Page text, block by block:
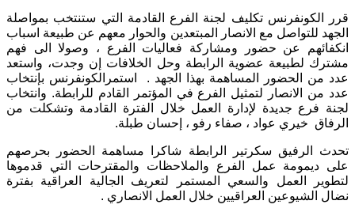
قرر الكونفرنس تكليف لجنة الفرع القادمة التي ستنتخب بمواصلة
الجهد للتواصل مع الانصار المبتعدين والحوار معهم عن طبيعة اسباب
انكفائهم عن حضور ومشاركة فعاليات الفرع ، وصولا الى فهم
مشترك لطبيعة عضوية الرابطة وحل الخلافات إن وجدت، واستعد
عدد من الحضور المساهمة بهذا الجهد . استمرالكونفرنس بإنتخاب
عدد من الانصار لتمثيل الفرع في المؤتمر القادم للرابطة. وانتخاب
لجنة فرع جديدة لإدارة العمل خلال الفترة القادمة وتشكلت من
الرفاق خيري عواد ، صفاء رفو ، إحسان طبلة.
تحدث الرفيق سكرتير الرابطة شاكرا مساهمة الحضور بحرصهم
على ديمومة عمل الفرع والملاحظات والمقترحات التي قدموها
لتطوير العمل والسعي المستمر لتعريف الجالية العراقية بفترة
نضال الشيوعين العراقيين خلال العمل الانصاري .